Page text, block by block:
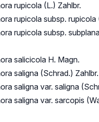
rupicola (L.) Zahlbr.
rupicola subsp. rupicola
rupicola subsp.
salicicola H. Magn.
saligna (Schrad.) Zahlbr.
saligna var. saligna
saligna var. sarcopis